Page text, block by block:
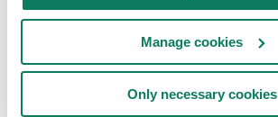
Manage cookies
Only necessary cookies